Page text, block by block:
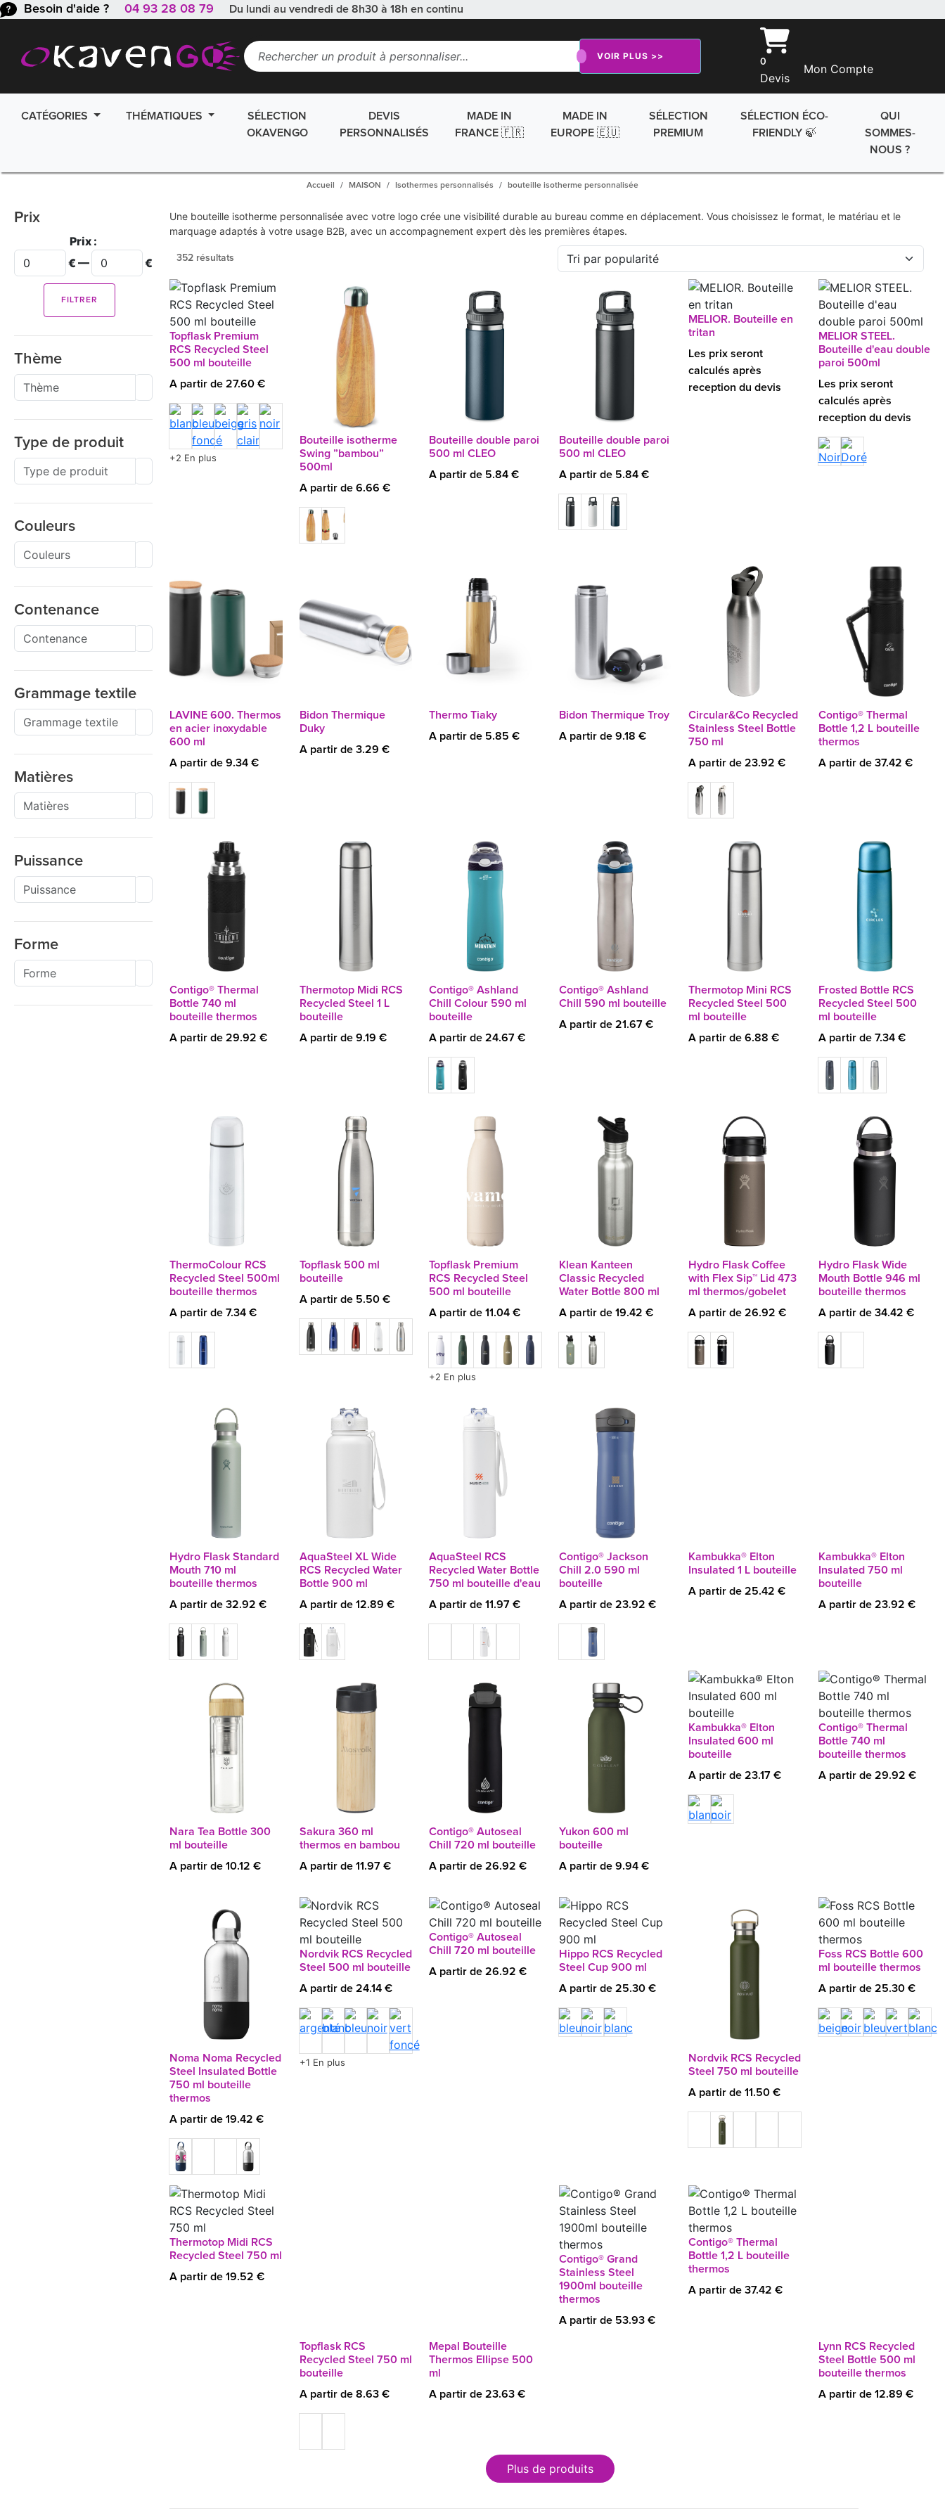
Besoin d'aide ? 04 93 28 08 79 Du lundi au vendredi de 8h30 à 18h en continu
VOIR PLUS >>
0
Devis
Mon Compte
CATÉGORIES THÉMATIQUES
SÉLECTION
OKAVENGO
DEVIS
PERSONNALISÉS
MADE IN
FRANCE 🇫🇷
MADE IN
EUROPE 🇪🇺
SÉLECTION
PREMIUM
SÉLECTION ÉCO-
FRIENDLY 🍃
QUI
SOMMES-
NOUS ?
Accueil MAISON Isothermes personnalisés bouteille isotherme personnalisée
Prix
FILTRER
€ — €
Prix :
Thème
Type de produit
Couleurs
Contenance
Grammage textile
Matières
Puissance
Forme
Une bouteille isotherme personnalisée avec votre logo crée une visibilité durable au bureau comme en déplacement. Vous choisissez le format, le matériau et le
marquage adaptés à votre usage B2B, avec un accompagnement expert dès les premières étapes.
352 résultats
Topflask Premium
RCS Recycled Steel
500 ml bouteille
A partir de 27.60 €
+2 En plus
Bouteille isotherme
Swing ”bambou”
500ml
A partir de 6.66 €
Bouteille double paroi
500 ml CLEO
A partir de 5.84 €
Bouteille double paroi
500 ml CLEO
A partir de 5.84 €
MELIOR. Bouteille en
tritan
Les prix seront
calculés après
reception du devis
MELIOR STEEL.
Bouteille d'eau double
paroi 500ml
Les prix seront
calculés après
reception du devis
LAVINE 600. Thermos
en acier inoxydable
600 ml
A partir de 9.34 €
Bidon Thermique
Duky
A partir de 3.29 €
Thermo Tiaky
A partir de 5.85 €
Bidon Thermique Troy
A partir de 9.18 €
Circular&Co Recycled
Stainless Steel Bottle
750 ml
A partir de 23.92 €
Contigo® Thermal
Bottle 1,2 L bouteille
thermos
A partir de 37.42 €
Contigo® Thermal
Bottle 740 ml
bouteille thermos
A partir de 29.92 €
Thermotop Midi RCS
Recycled Steel 1 L
bouteille
A partir de 9.19 €
Contigo® Ashland
Chill Colour 590 ml
bouteille
A partir de 24.67 €
Contigo® Ashland
Chill 590 ml bouteille
A partir de 21.67 €
Thermotop Mini RCS
Recycled Steel 500
ml bouteille
A partir de 6.88 €
Frosted Bottle RCS
Recycled Steel 500
ml bouteille
A partir de 7.34 €
ThermoColour RCS
Recycled Steel 500ml
bouteille thermos
A partir de 7.34 €
Topflask 500 ml
bouteille
A partir de 5.50 €
Topflask Premium
RCS Recycled Steel
500 ml bouteille
A partir de 11.04 €
+2 En plus
Klean Kanteen
Classic Recycled
Water Bottle 800 ml
A partir de 19.42 €
Hydro Flask Coffee
with Flex Sip™ Lid 473
ml thermos/gobelet
A partir de 26.92 €
Hydro Flask Wide
Mouth Bottle 946 ml
bouteille thermos
A partir de 34.42 €
Hydro Flask Standard
Mouth 710 ml
bouteille thermos
A partir de 32.92 €
AquaSteel XL Wide
RCS Recycled Water
Bottle 900 ml
A partir de 12.89 €
AquaSteel RCS
Recycled Water Bottle
750 ml bouteille d'eau
A partir de 11.97 €
Contigo® Jackson
Chill 2.0 590 ml
bouteille
A partir de 23.92 €
Kambukka® Elton
Insulated 1 L bouteille
A partir de 25.42 €
Kambukka® Elton
Insulated 750 ml
bouteille
A partir de 23.92 €
Nara Tea Bottle 300
ml bouteille
A partir de 10.12 €
Sakura 360 ml
thermos en bambou
A partir de 11.97 €
Contigo® Autoseal
Chill 720 ml bouteille
A partir de 26.92 €
Yukon 600 ml
bouteille
A partir de 9.94 €
Kambukka® Elton
Insulated 600 ml
bouteille
A partir de 23.17 €
Contigo® Thermal
Bottle 740 ml
bouteille thermos
A partir de 29.92 €
Noma Noma Recycled
Steel Insulated Bottle
750 ml bouteille
thermos
A partir de 19.42 €
Nordvik RCS Recycled
Steel 500 ml bouteille
A partir de 24.14 €
+1 En plus
Contigo® Autoseal
Chill 720 ml bouteille
A partir de 26.92 €
Hippo RCS Recycled
Steel Cup 900 ml
A partir de 25.30 €
Nordvik RCS Recycled
Steel 750 ml bouteille
A partir de 11.50 €
Foss RCS Bottle 600
ml bouteille thermos
A partir de 25.30 €
Thermotop Midi RCS
Recycled Steel 750 ml
A partir de 19.52 €
Topflask RCS
Recycled Steel 750 ml
bouteille
A partir de 8.63 €
Mepal Bouteille
Thermos Ellipse 500
ml
A partir de 23.63 €
Contigo® Grand
Stainless Steel
1900ml bouteille
thermos
A partir de 53.93 €
Contigo® Thermal
Bottle 1,2 L bouteille
thermos
A partir de 37.42 €
Lynn RCS Recycled
Steel Bottle 500 ml
bouteille thermos
A partir de 12.89 €
Plus de produits